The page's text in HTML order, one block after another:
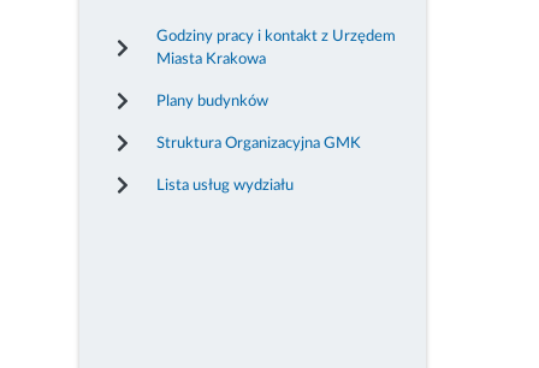
Godziny pracy i kontakt z Urzędem
Miasta Krakowa
Plany budynków
Struktura Organizacyjna GMK
Lista usług wydziału